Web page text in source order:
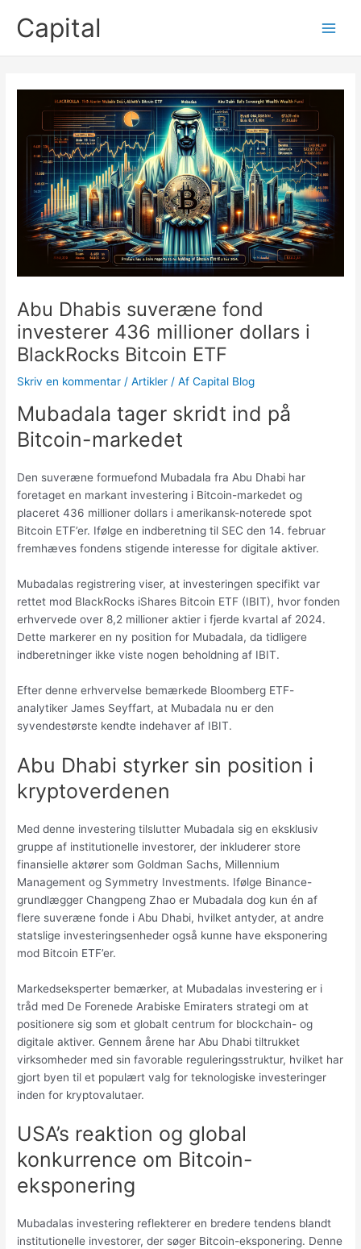
Capital
Abu Dhabis suveræne fond
investerer 436 millioner dollars i
BlackRocks Bitcoin ETF
Skriv en kommentar /Artikler / AfCapital Blog
Mubadala tager skridt ind på
Bitcoin-markedet
Den suveræne formuefond Mubadala fra Abu Dhabi har
foretaget en markant investering i Bitcoin-markedet og
placeret 436 millioner dollars i amerikansk-noterede spot
Bitcoin ETF’er. Ifølge en indberetning til SEC den 14. februar
fremhæves fondens stigende interesse for digitale aktiver.
Mubadalas registrering viser, at investeringen specifikt var
rettet mod BlackRocks iShares Bitcoin ETF (IBIT), hvor fonden
erhvervede over 8,2 millioner aktier i fjerde kvartal af 2024.
Dette markerer en ny position for Mubadala, da tidligere
indberetninger ikke viste nogen beholdning af IBIT.
Efter denne erhvervelse bemærkede Bloomberg ETF-
analytiker James Seyffart, at Mubadala nu er den
syvendestørste kendte indehaver af IBIT.
Abu Dhabi styrker sin position i
kryptoverdenen
Med denne investering tilslutter Mubadala sig en eksklusiv
gruppe af institutionelle investorer, der inkluderer store
finansielle aktører som Goldman Sachs, Millennium
Management og Symmetry Investments. Ifølge Binance-
grundlægger Changpeng Zhao er Mubadala dog kun én af
flere suveræne fonde i Abu Dhabi, hvilket antyder, at andre
statslige investeringsenheder også kunne have eksponering
mod Bitcoin ETF’er.
Markedseksperter bemærker, at Mubadalas investering er i
tråd med De Forenede Arabiske Emiraters strategi om at
positionere sig som et globalt centrum for blockchain- og
digitale aktiver. Gennem årene har Abu Dhabi tiltrukket
virksomheder med sin favorable reguleringsstruktur, hvilket har
gjort byen til et populært valg for teknologiske investeringer
inden for kryptovalutaer.
USA’s reaktion og global
konkurrence om Bitcoin-
eksponering
Mubadalas investering reflekterer en bredere tendens blandt
institutionelle investorer, der søger Bitcoin-eksponering. Denne